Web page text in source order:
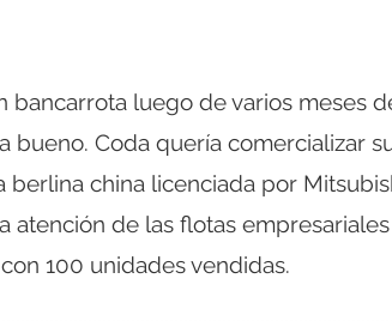
bancarrota luego de varios meses
bueno. Coda quería comercializar
china licenciada por
atención de las flotas empresariales
100 unidades vendidas.